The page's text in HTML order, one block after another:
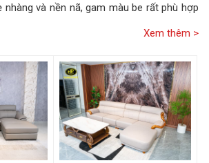
nhàng và nền nã, gam màu be rất phù hợp
Để khám phá nhiều hơn về dòng sản phẩm
hơn trong nội dung sau nhé.